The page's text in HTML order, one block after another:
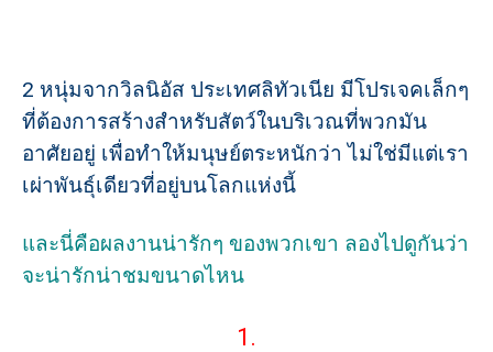
2 หนุ่มจากวิลนิอัส ประเทศลิทัวเนีย มีโปรเจคเล็กๆ
ที่ต้องการสร้างสำหรับสัตว์ในบริเวณที่พวกมัน
อาศัยอยู่ เพื่อทำให้มนุษย์ตระหนักว่า ไม่ใช่มีแต่เรา
เผ่าพันธุ์เดียวที่อยู่บนโลกแห่งนี้
และนี่คือผลงานน่ารักๆ ของพวกเขา ลองไปดูกันว่า
จะน่ารักน่าชมขนาดไหน
1.